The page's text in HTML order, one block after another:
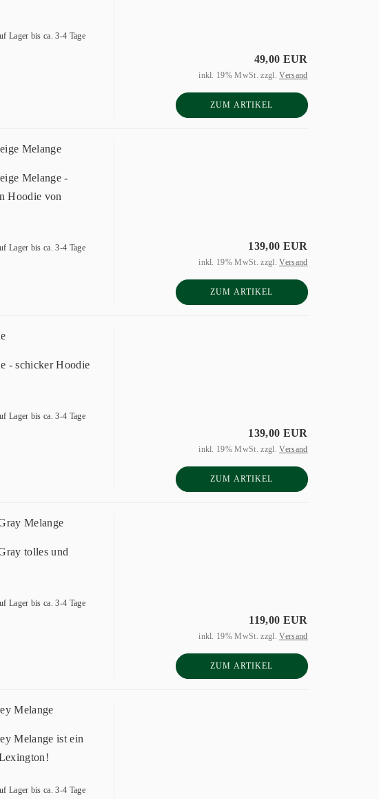
Lager bis ca. 3-4 Tage
49,00 EUR
inkl. 19% MwSt. zzgl.Versand
ZUM ARTIKEL
Melange
Melange -
Hoodie von
Lager bis ca. 3-4 Tage
139,00 EUR
inkl. 19% MwSt. zzgl.Versand
ZUM ARTIKEL
- schicker Hoodie
Lager bis ca. 3-4 Tage
139,00 EUR
inkl. 19% MwSt. zzgl.Versand
ZUM ARTIKEL
Melange
tolles und
Lager bis ca. 3-4 Tage
119,00 EUR
inkl. 19% MwSt. zzgl.Versand
ZUM ARTIKEL
Melange
Melange ist ein
Lager bis ca. 3-4 Tage